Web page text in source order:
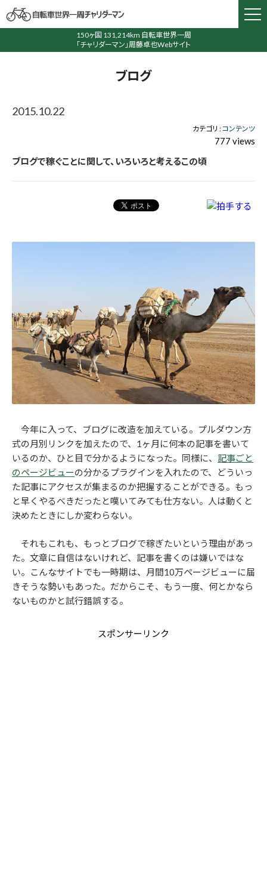
150ヶ国 131,214km 自転車世界一周
「チャリダーマン」周藤卓也Webサイト
ブログ
2015.10.22
カテゴリ : コンテンツ
777 views
ブログで稼ぐことに関して、いろいろと考えるこの頃
今年に入って、ブログに改造を加えている。プルダウン方
式の月別リンクを加えたので、1ヶ月に何本の記事を書いて
いるのか、ひと目で分かるようになった。同様に、 記事ごと
のページビューの分かるプラグインを入れたので、どういっ
た記事にアクセスが集まるのか把握することができる。もっ
と早くやるべきだったと嘆いてみても仕方ない。人は動くと
決めたときにしか変わらない。
それもこれも、もっとブログで稼ぎたいという理由があっ
た。文章に自信はないけれど、記事を書くのは嫌いではな
い。こんなサイトでも一時期は、月間10万ページビューに届
きそうな勢いもあった。だからこそ、もう一度、何とかなら
ないものかと試行錯誤する。
スポンサーリンク